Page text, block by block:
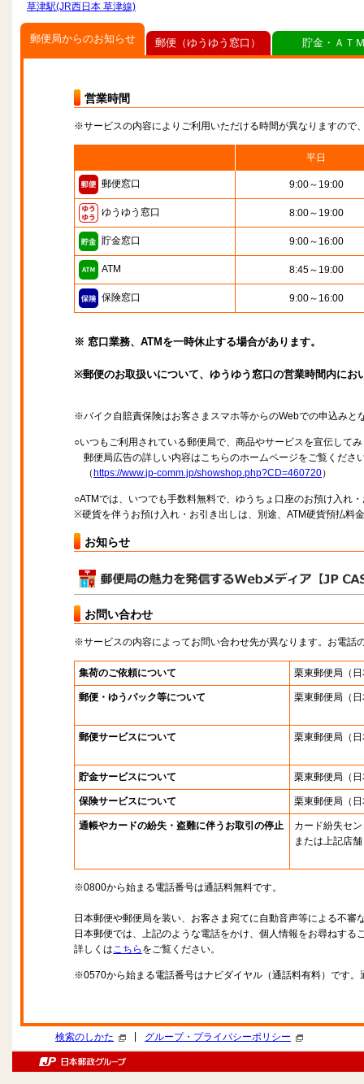
草津駅(JR西日本 草津線)
郵便局からのお知らせ
営業時間
※サービスの内容によりご利用いただける時間が異なりますので
平日
郵便窓口 9:00～19:00
ゆうゆう窓口 8:00～19:00
貯金窓口 9:00～16:00
ATM 8:45～19:00
保険窓口 9:00～16:00
※ 窓口業務、ATMを一時休止する場合があります。
※郵便のお取扱いについて、ゆうゆう窓口の営業時間内に
※バイク自賠責保険はお客さまスマホ等からのWebでの申込みと
○いつもご利用されている郵便局で、商品やサービスを宣伝して
郵便局広告の詳しい内容はこちらのホームページをご覧くださ
（ https://www.jp-comm.jp/showshop.php?CD=460720）
○ATMでは、いつでも手数料無料で、ゆうちょ口座のお預け入れ
※硬貨を伴うお預け入れ・お引き出しは、別途、ATM硬貨預払料
お知らせ
お問い合わせ
※サービスの内容によってお問い合わせ先が異なります。お電話
集荷のご依頼について 栗東郵便局 （
郵便・ゆうパック等について 栗東郵便局 （
郵便サービスについて 栗東郵便局 （
貯金サービスについて 栗東郵便局 （
保険サービスについて 栗東郵便局 （
通帳やカードの紛失・盗難に伴うお取引の停止
カード紛失セ
または上記店舗
※0800から始まる電話番号は通話料無料です。
日本郵便や郵便局を装い、お客さま宛てに自動音声等による不審
日本郵便では、上記のような電話をかけ、個人情報をお尋ねする
詳しくはこちら をご覧ください。
※0570から始まる電話番号はナビダイヤル（通話料有料）です
郵便（ゆうゆう窓口） 貯金・ＡＴ
検索のしかた グループ・プライバシーポリシー